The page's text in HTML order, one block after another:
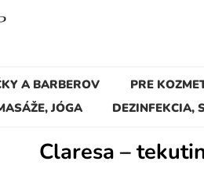
A BARBEROV PRE
JÓGA
DEZINFEKCIA,
Claresa –